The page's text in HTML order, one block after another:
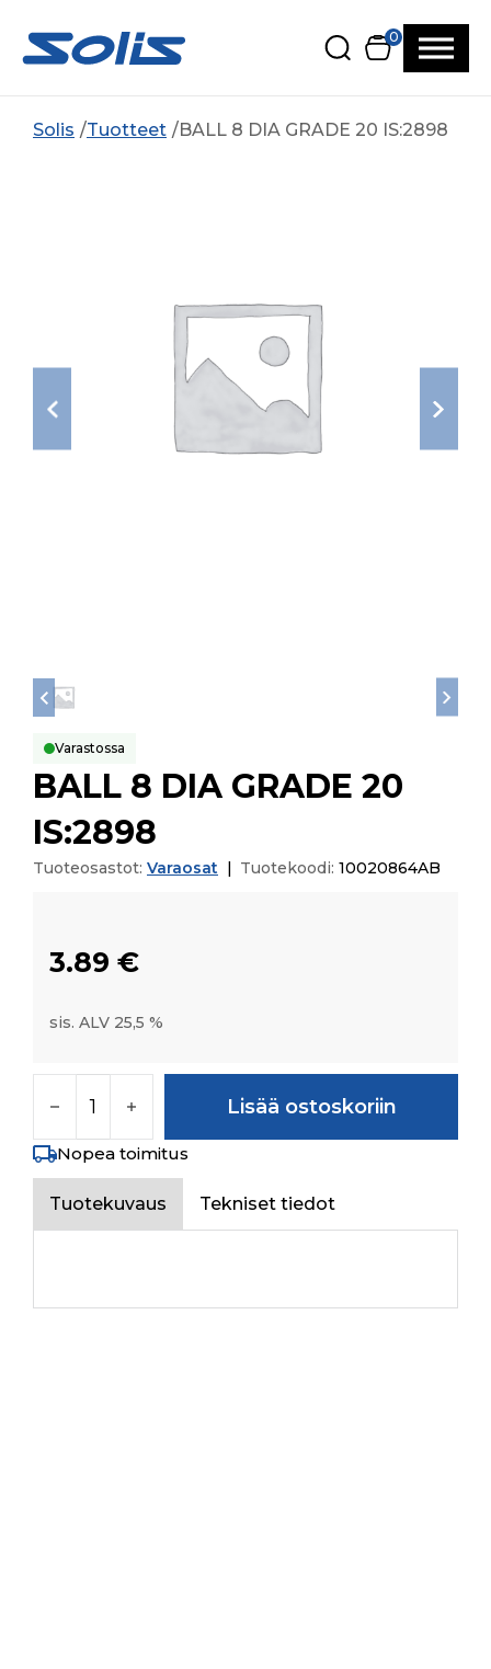
0
Solis Tuotteet BALL 8 DIA GRADE 20 IS:2898
Varastossa
BALL 8 DIA GRADE 20
IS:2898
Tuoteosastot: Varaosat Tuotekoodi: 10020864AB
3.89 €
sis. ALV 25,5 %
Lisää ostoskoriin
Nopea toimitus
Tuotekuvaus Tekniset tiedot